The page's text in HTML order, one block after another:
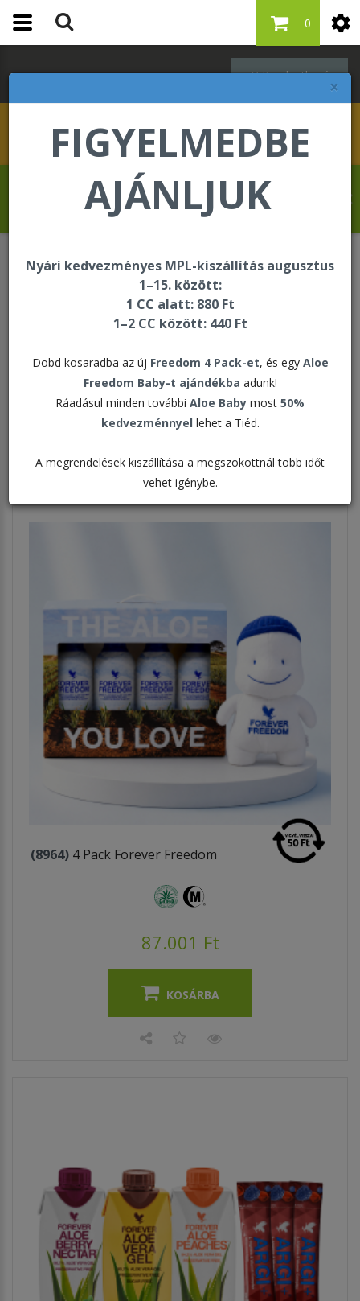
×
FIGYELMEDBE
AJÁNLJUK
Nyári kedvezményes MPL-kiszállítás augusztus
1–15. között:
1 CC alatt: 880 Ft
1–2 CC között: 440 Ft
Dobd kosaradba az új Freedom 4 Pack-et, és egy Aloe
Freedom Baby-t ajándékba adunk!
Ráadásul minden további Aloe Baby most 50%
kedvezménnyel lehet a Tiéd.
A megrendelések kiszállítása a megszokottnál több időt
vehet igénybe.
Bejelentkezés
0
Krasznai Tamás üdvözli Önt a Forever
Living internetes áruházában!
Egységcsomagok
Egységcsomagok
Rendezés:
(8964) 4 Pack Forever Freedom
87.001 Ft
KOSÁRBA